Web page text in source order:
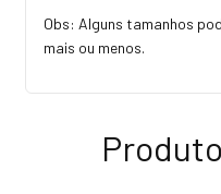
Obs: Alguns tamanhos
mais ou menos.